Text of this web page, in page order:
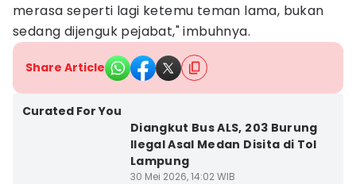
merasa seperti lagi ketemu teman lama, bukan
sedang dijenguk pejabat," imbuhnya.
Share Article
Curated For You
Diangkut Bus ALS, 203 Burung
Ilegal Asal Medan Disita di Tol
Lampung
30 Mei 2026, 14:02 WIB